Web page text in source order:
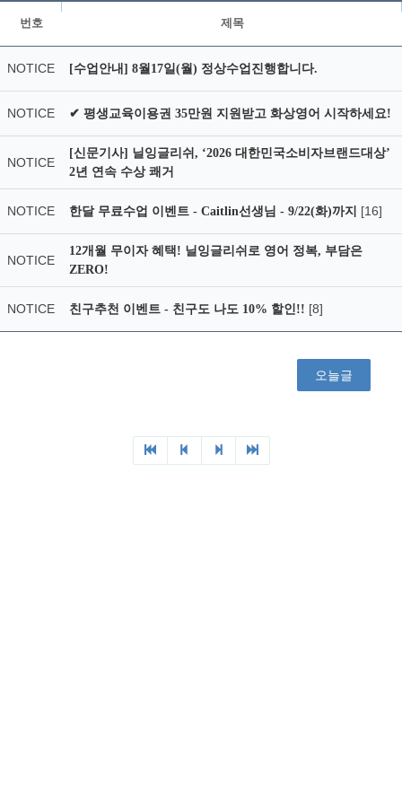
번호 제목
NOTICE [수업안내] 8월17일(월) 정상수업진행합니다.
NOTICE ✔ 평생교육이용권 35만원 지원받고 화상영어 시작하세요!
NOTICE
[신문기사] 닐잉글리쉬, ‘2026 대한민국소비자브랜드대상’
2년 연속 수상 쾌거
NOTICE 한달 무료수업 이벤트 - Caitlin선생님 - 9/22(화)까지 [16]
NOTICE
12개월 무이자 혜택! 닐잉글리쉬로 영어 정복, 부담은
ZERO!
NOTICE 친구추천 이벤트 - 친구도 나도 10% 할인!! [8]
오늘글